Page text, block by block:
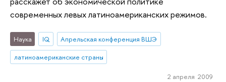
современных левых латиноамериканских режимов.
Наука IQ
Апрельская конференция ВШЭ
латиноамериканские страны
2 апреля 2009